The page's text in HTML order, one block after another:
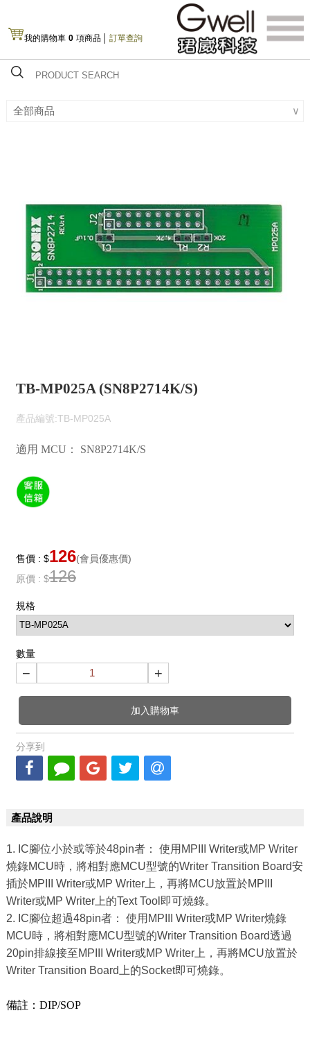
我的購物車 0 項商品 訂單查詢
全部商品 ∨
TB-MP025A (SN8P2714K/S)
產品編號:TB-MP025A
適用 MCU： SN8P2714K/S
售價 : $126(會員優惠價)
原價 : $126
規格
數量
− +
加入購物車
分享到
產品說明
1. IC腳位小於或等於48pin者： 使用MPIII Writer或MP Writer
燒錄MCU時，將相對應MCU型號的Writer Transition Board安
插於MPIII Writer或MP Writer上，再將MCU放置於MPIII
Writer或MP Writer上的Text Tool即可燒錄。
2. IC腳位超過48pin者： 使用MPIII Writer或MP Writer燒錄
MCU時，將相對應MCU型號的Writer Transition Board透過
20pin排線接至MPIII Writer或MP Writer上，再將MCU放置於
Writer Transition Board上的Socket即可燒錄。
備註：DIP/SOP